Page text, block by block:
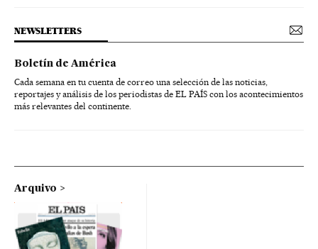
NEWSLETTERS
Boletín de América
Cada semana en tu cuenta de correo una selección de las noticias,
reportajes y análisis de los periodistas de EL PAÍS con los acontecimientos
más relevantes del continente.
Arquivo